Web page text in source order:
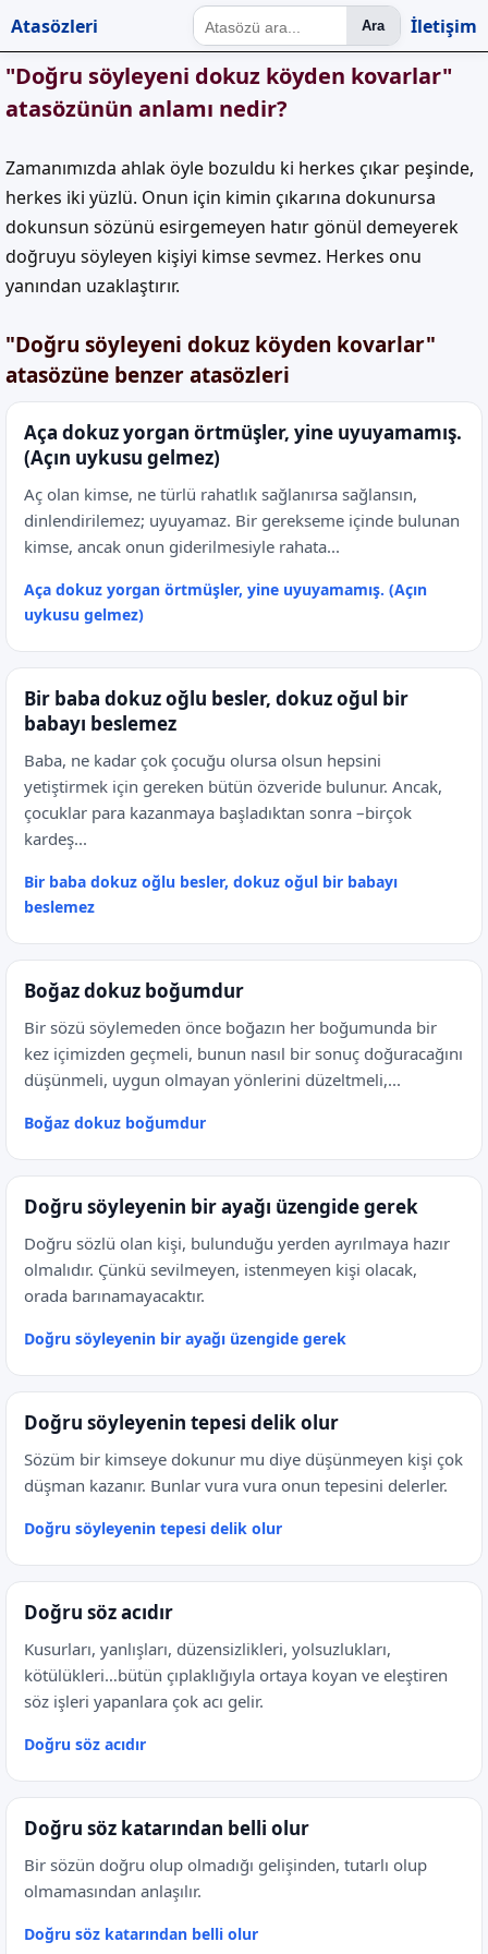
Atasözleri Ara İletişim
"Doğru söyleyeni dokuz köyden kovarlar"
atasözünün anlamı nedir?
Zamanımızda ahlak öyle bozuldu ki herkes çıkar peşinde,
herkes iki yüzlü. Onun için kimin çıkarına dokunursa
dokunsun sözünü esirgemeyen hatır gönül demeyerek
doğruyu söyleyen kişiyi kimse sevmez. Herkes onu
yanından uzaklaştırır.
"Doğru söyleyeni dokuz köyden kovarlar"
atasözüne benzer atasözleri
Aça dokuz yorgan örtmüşler, yine uyuyamamış.
(Açın uykusu gelmez)
Aç olan kimse, ne türlü rahatlık sağlanırsa sağlansın,
dinlendirilemez; uyuyamaz. Bir gerekseme içinde bulunan
kimse, ancak onun giderilmesiyle rahata...
Aça dokuz yorgan örtmüşler, yine uyuyamamış. (Açın
uykusu gelmez)
Bir baba dokuz oğlu besler, dokuz oğul bir
babayı beslemez
Baba, ne kadar çok çocuğu olursa olsun hepsini
yetiştirmek için gereken bütün özveride bulunur. Ancak,
çocuklar para kazanmaya başladıktan sonra –birçok
kardeş...
Bir baba dokuz oğlu besler, dokuz oğul bir babayı
beslemez
Boğaz dokuz boğumdur
Bir sözü söylemeden önce boğazın her boğumunda bir
kez içimizden geçmeli, bunun nasıl bir sonuç doğuracağını
düşünmeli, uygun olmayan yönlerini düzeltmeli,...
Boğaz dokuz boğumdur
Doğru söyleyenin bir ayağı üzengide gerek
Doğru sözlü olan kişi, bulunduğu yerden ayrılmaya hazır
olmalıdır. Çünkü sevilmeyen, istenmeyen kişi olacak,
orada barınamayacaktır.
Doğru söyleyenin bir ayağı üzengide gerek
Doğru söyleyenin tepesi delik olur
Sözüm bir kimseye dokunur mu diye düşünmeyen kişi çok
düşman kazanır. Bunlar vura vura onun tepesini delerler.
Doğru söyleyenin tepesi delik olur
Doğru söz acıdır
Kusurları, yanlışları, düzensizlikleri, yolsuzlukları,
kötülükleri…bütün çıplaklığıyla ortaya koyan ve eleştiren
söz işleri yapanlara çok acı gelir.
Doğru söz acıdır
Doğru söz katarından belli olur
Bir sözün doğru olup olmadığı gelişinden, tutarlı olup
olmamasından anlaşılır.
Doğru söz katarından belli olur